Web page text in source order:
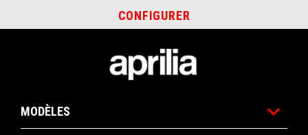
CONFIGURER
MODÈLES